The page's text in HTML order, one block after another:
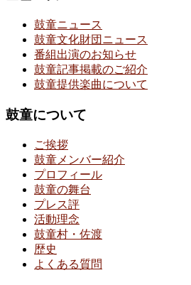
鼓童ニュース
鼓童文化財団ニュース
番組出演のお知らせ
鼓童記事掲載のご紹介
鼓童提供楽曲について
鼓童について
ご挨拶
鼓童メンバー紹介
プロフィール
鼓童の舞台
プレス評
活動理念
鼓童村・佐渡
歴史
よくある質問